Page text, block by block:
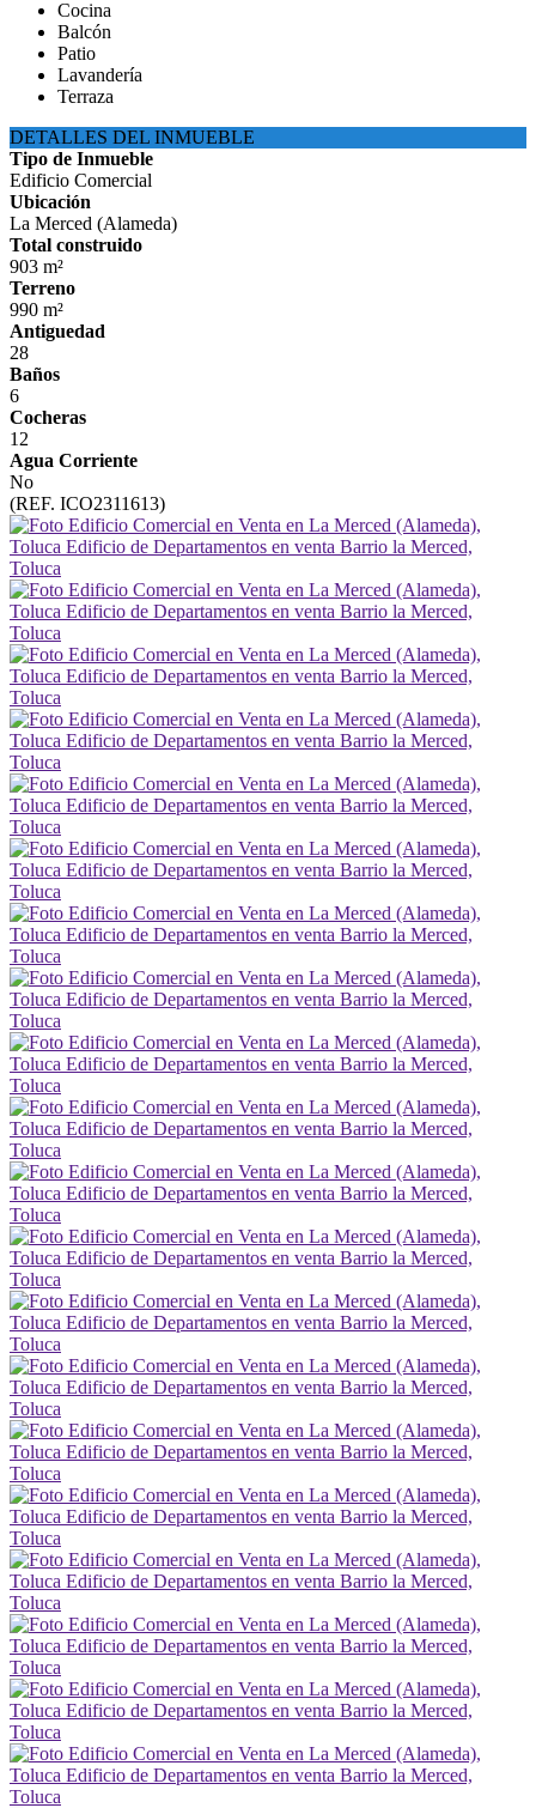
Cocina
Balcón
Patio
Lavandería
Terraza
DETALLES DEL INMUEBLE
Tipo de Inmueble
Edificio Comercial
Ubicación
La Merced (Alameda)
Total construido
903 m²
Terreno
990 m²
Antiguedad
28
Baños
6
Cocheras
12
Agua Corriente
No
(REF. ICO2311613)